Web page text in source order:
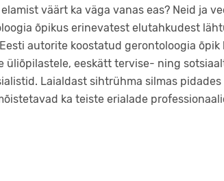
väärt ka väga vanas eas? Neid ja
õpikus erinevatest elutahkudest
autorite koostatud gerontoloogia õpik
üliõpilastele, eeskätt tervise- ning
Laialdast sihtrühma silmas
ka teiste erialade